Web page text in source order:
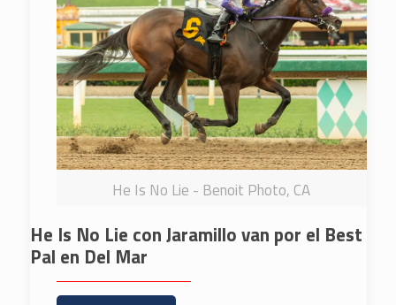
He Is No Lie - Benoit Photo, CA
He Is No Lie con Jaramillo van por el Best
Pal en Del Mar